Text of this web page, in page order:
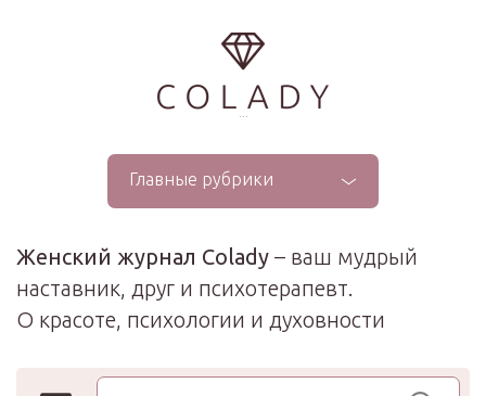
...
Главные рубрики
Женский журнал Colady – ваш мудрый
наставник, друг и психотерапевт.
О красоте, психологии и духовности
Поиск по сайту